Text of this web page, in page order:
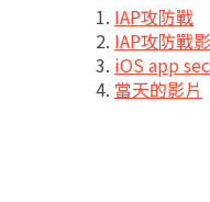
IAP攻防戰
IAP攻防戰
iOS app
當天的影片